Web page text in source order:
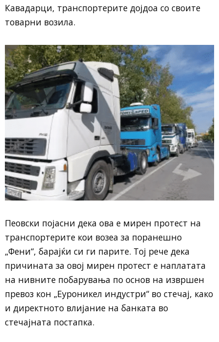
Кавадарци, транспортерите дојдоа со своите
товарни возила.
Пеовски појасни дека ова е мирен протест на
транспортерите кои возеа за поранешно
„Фени“, барајќи си ги парите. Тој рече дека
причината за овој мирен протест е наплатата
на нивните побарувања по основ на извршен
превоз кон „Еуроникел индустри“ во стечај, како
и директното влијание на банката во
стечајната постапка.